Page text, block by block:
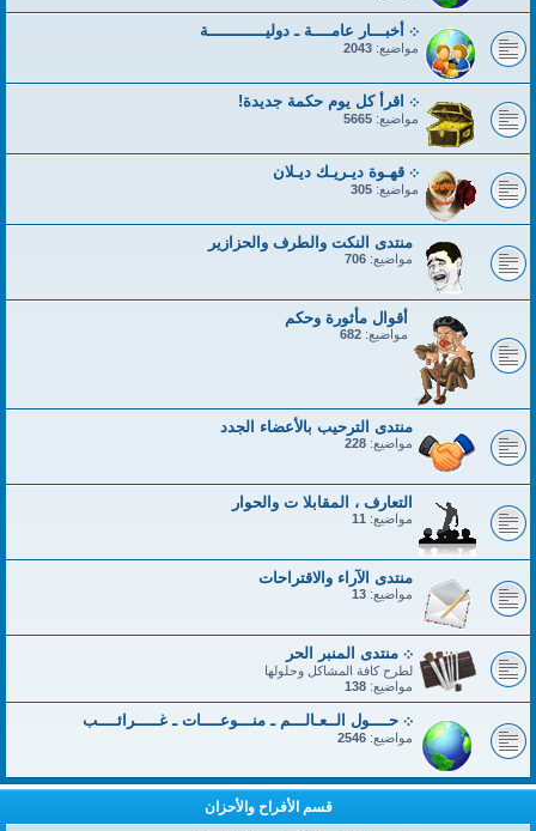
܀ أخبـــار عامــــة ـ دوليــــــــــــة
مواضيع: 2043
܀ اقرأ كل يوم حكمة جديدة!
مواضيع: 5665
܀ قهـوة ديـريـك ديـلان
مواضيع: 305
منتدى النكت والطرف والحزازير
مواضيع: 706
أقوال مأثورة وحكم
مواضيع: 682
منتدى الترحيب بالأعضاء الجدد
مواضيع: 228
التعارف ، المقابلا ت والحوار
مواضيع: 11
منتدى الآراء والاقتراحات
مواضيع: 13
܀ منتدى المنبر الحر
لطرح كافة المشاكل وحلولها
مواضيع: 138
܀ حــــول الــعـالـــم ـ منـــوعــــات ـ غـــــرائــــب
مواضيع: 2546
قسم الأفراح والأحزان